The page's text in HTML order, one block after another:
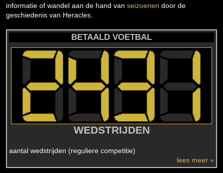
informatie of wandel aan de hand van seizoenen door de
geschiedenis van Heracles.
BETAALD VOETBAL
WEDSTRIJDEN
aantal wedstrijden (reguliere competitie)
lees meer »